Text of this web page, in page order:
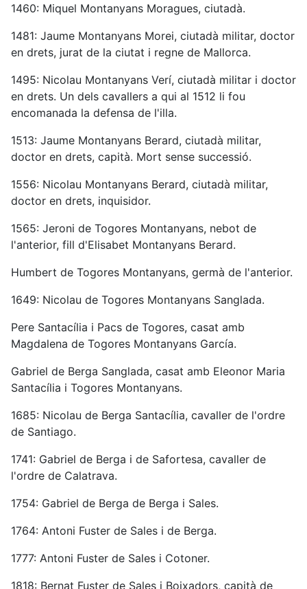
1460: Miquel Montanyans Moragues, ciutadà.
1481: Jaume Montanyans Morei, ciutadà militar, doctor
en drets, jurat de la ciutat i regne de Mallorca.
1495: Nicolau Montanyans Verí, ciutadà militar i doctor
en drets. Un dels cavallers a qui al 1512 li fou
encomanada la defensa de l'illa.
1513: Jaume Montanyans Berard, ciutadà militar,
doctor en drets, capità. Mort sense successió.
1556: Nicolau Montanyans Berard, ciutadà militar,
doctor en drets, inquisidor.
1565: Jeroni de Togores Montanyans, nebot de
l'anterior, fill d'Elisabet Montanyans Berard.
Humbert de Togores Montanyans, germà de l'anterior.
1649: Nicolau de Togores Montanyans Sanglada.
Pere Santacília i Pacs de Togores, casat amb
Magdalena de Togores Montanyans García.
Gabriel de Berga Sanglada, casat amb Eleonor Maria
Santacília i Togores Montanyans.
1685: Nicolau de Berga Santacília, cavaller de l'ordre
de Santiago.
1741: Gabriel de Berga i de Safortesa, cavaller de
l'ordre de Calatrava.
1754: Gabriel de Berga de Berga i Sales.
1764: Antoni Fuster de Sales i de Berga.
1777: Antoni Fuster de Sales i Cotoner.
1818: Bernat Fuster de Sales i Boixadors, capità de